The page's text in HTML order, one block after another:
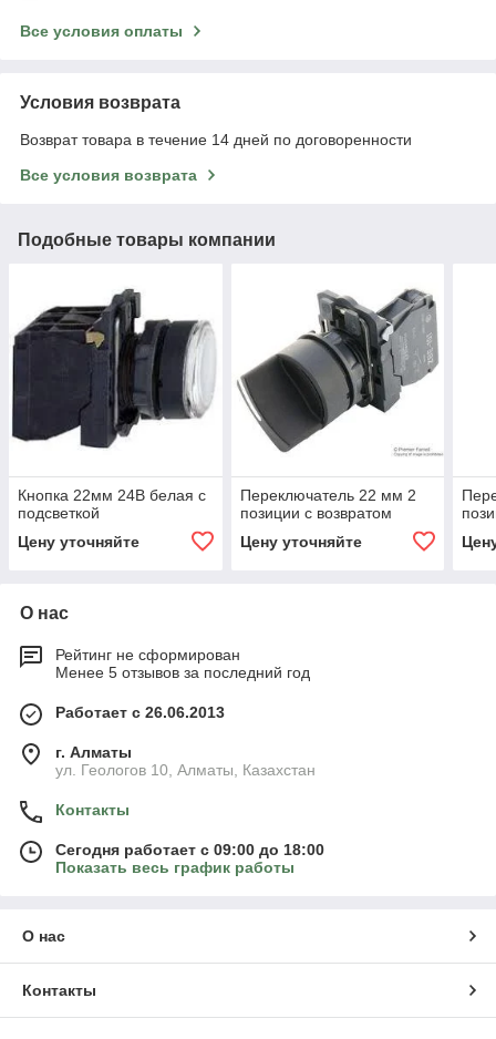
Все условия оплаты
Условия возврата
Возврат товара в течение 14 дней по договоренности
Все условия возврата
Подобные товары компании
Кнопка 22мм 24В белая с
подсветкой
Цену уточняйте
Переключатель 22 мм 2
позиции с возвратом
Цену уточняйте
О нас
Рейтинг не сформирован
Менее 5 отзывов за последний год
Работает с 26.06.2013
г. Алматы
ул. Геологов 10, Алматы, Казахстан
Контакты
Сегодня работает с 09:00 до 18:00
Показать весь график работы
О нас
Контакты